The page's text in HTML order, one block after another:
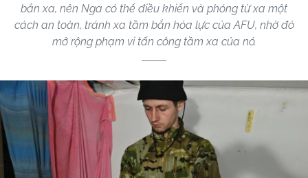
bắn xa, nên Nga có thể điều khiển và phóng từ xa một
cách an toàn, tránh xa tầm bắn hỏa lực của AFU, nhờ đó
mở rộng phạm vi tấn công tầm xa của nó.